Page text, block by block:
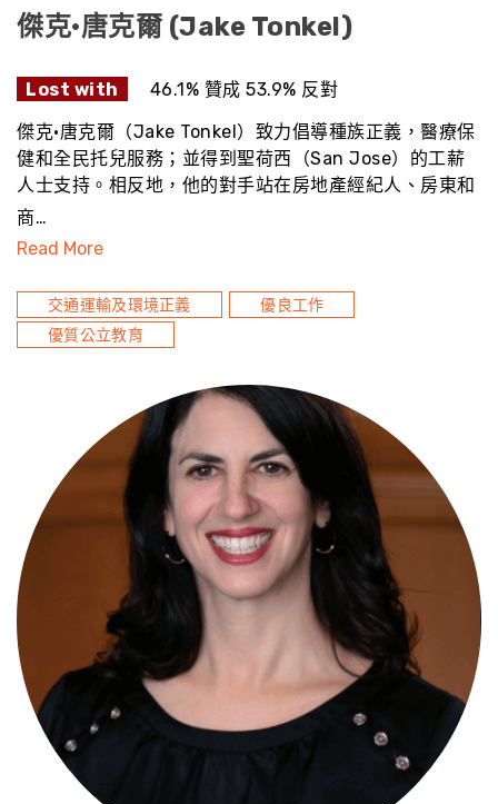
傑克·唐克爾 (Jake Tonkel)
Lost with 46.1% 贊成 53.9% 反對
傑克·唐克爾（Jake Tonkel）致力倡導種族正義，醫療保
健和全民托兒服務；並得到聖荷西（San Jose）的工薪
人士支持。相反地，他的對手站在房地產經紀人、房東和
商…
Read More
交通運輸及環境正義
優良工作
優質公立教育